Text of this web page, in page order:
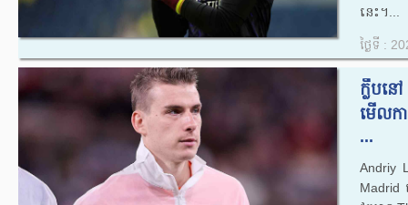
នេះ។...
ថ្ងៃទី :
ក្លឹបន
មើលក
...
Andriy
Madrid